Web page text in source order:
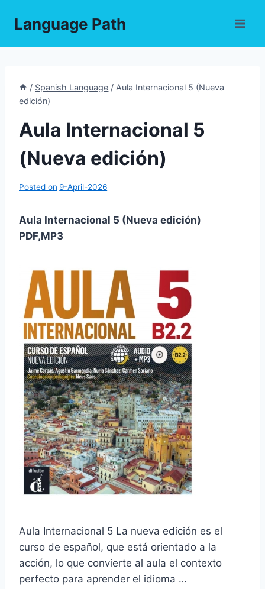
Language Path
/ Spanish Language / Aula Internacional 5 (Nueva
edición)
Aula Internacional 5
(Nueva edición)
Posted on 9-April-2026
Aula Internacional 5 (Nueva edición)
PDF,MP3
Aula Internacional 5 La nueva edición es el
curso de español, que está orientado a la
acción, lo que convierte al aula el contexto
perfecto para aprender el idioma …